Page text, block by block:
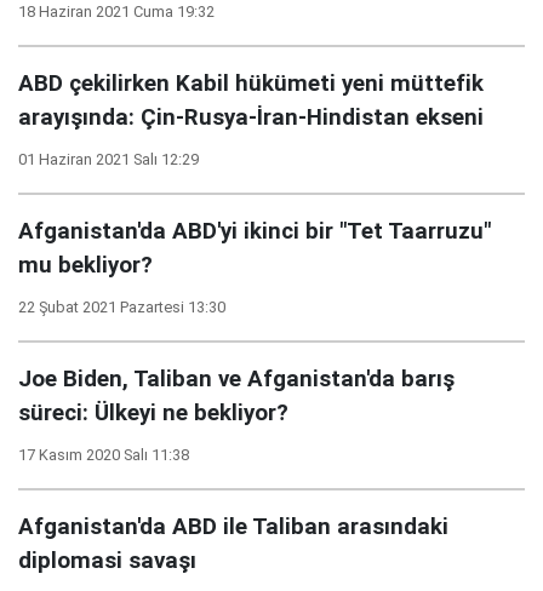
18 Haziran 2021 Cuma 19:32
ABD çekilirken Kabil hükümeti yeni müttefik
arayışında: Çin-Rusya-İran-Hindistan ekseni
01 Haziran 2021 Salı 12:29
Afganistan'da ABD'yi ikinci bir "Tet Taarruzu"
mu bekliyor?
22 Şubat 2021 Pazartesi 13:30
Joe Biden, Taliban ve Afganistan'da barış
süreci: Ülkeyi ne bekliyor?
17 Kasım 2020 Salı 11:38
Afganistan'da ABD ile Taliban arasındaki
diplomasi savaşı